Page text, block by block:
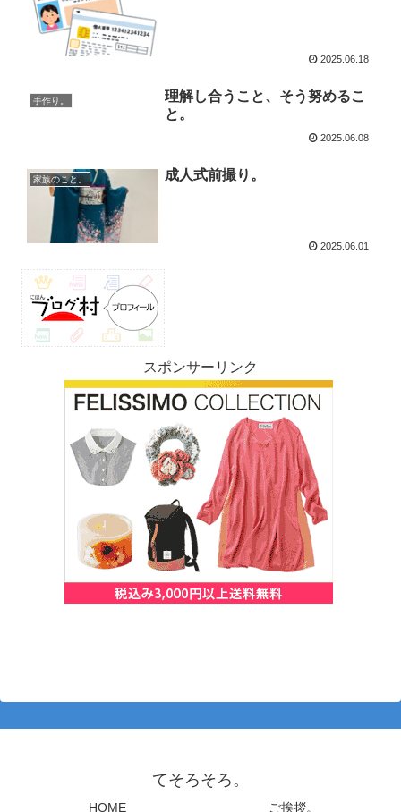
2025.06.18
手作り。
理解し合うこと、そう努めるこ
と。
2025.06.08
家族のこと。 成人式前撮り。
2025.06.01
スポンサーリンク
てそろそろ。
HOME ご挨拶。